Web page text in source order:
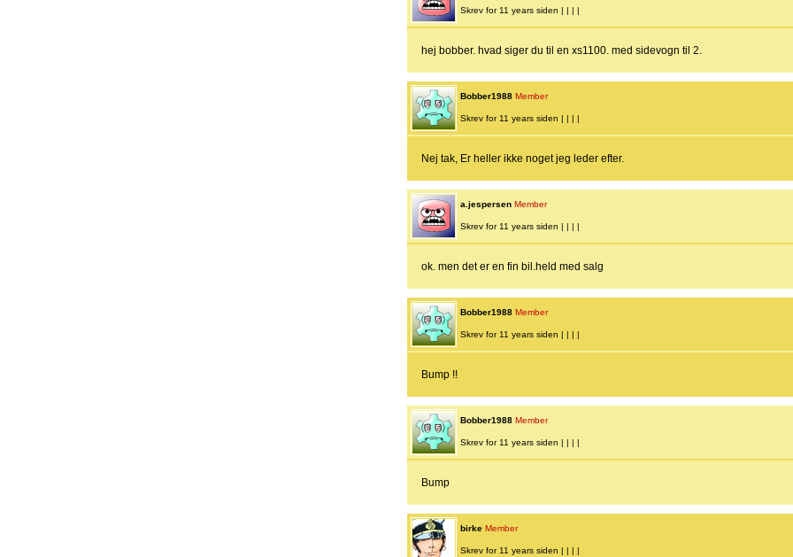
Skrev for 11 years siden | | | |
hej bobber. hvad siger du til en xs1100. med sidevogn til 2.
Bobber1988 Member
Skrev for 11 years siden | | | |
Nej tak, Er heller ikke noget jeg leder efter.
a.jespersen Member
Skrev for 11 years siden | | | |
ok. men det er en fin bil.held med salg
Bobber1988 Member
Skrev for 11 years siden | | | |
Bump !!
Bobber1988 Member
Skrev for 11 years siden | | | |
Bump
birke Member
Skrev for 11 years siden | | | |